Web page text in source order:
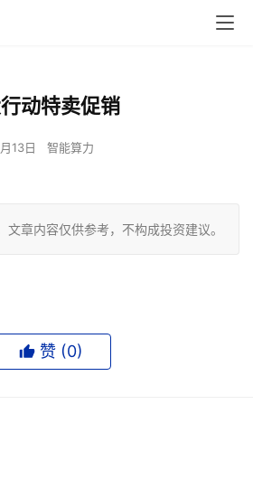
动特卖促销
13日 智能算力
章内容仅供参考，不构成投资建议。
赞 (0)